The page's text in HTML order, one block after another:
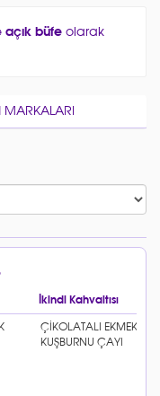
açık büfe olarak
MARKALARI
İkindi Kahvaltısı